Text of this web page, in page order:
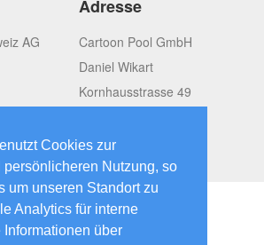
Cookies zur
Nutzung, so
um unseren Standort zu
Analytics für interne
über
AG
Adresse
Cartoon Pool GmbH
Daniel Wikart
Kornhausstrasse 49
Switzerland